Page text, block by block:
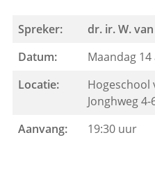
Spring
het
Spreker:
dr. ir. W.
Datum:
Maandag
Locatie:
Hogeschool
Jonghweg
Aanvang:
19:30 uur